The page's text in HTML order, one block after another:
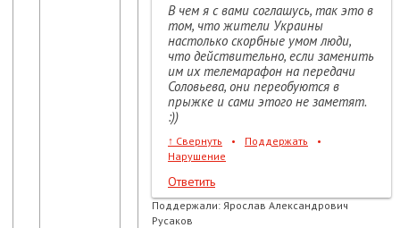
В чем я с вами соглашусь, так это в
том, что жители Украины
настолько скорбные умом люди,
что действительно, если заменить
им их телемарафон на передачи
Соловьева, они переобуются в
прыжке и сами этого не заметят.
:))
↑ Свернуть • Поддержать
•
Нарушение
Ответить
Поддержали: Ярослав Александрович
Русаков